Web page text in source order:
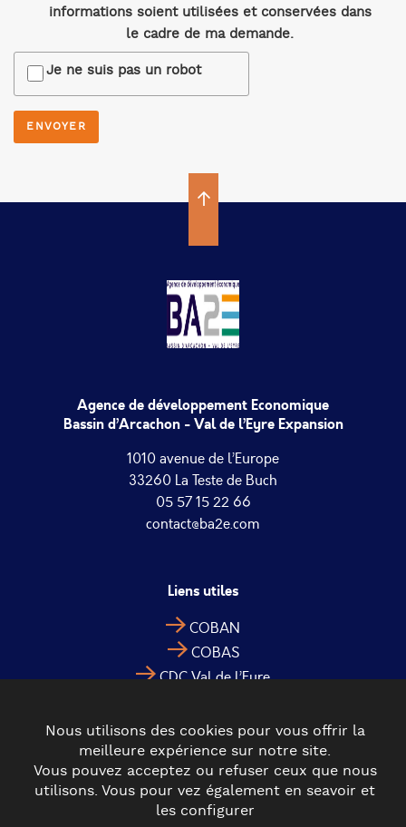
informations soient utilisées et conservées dans
le cadre de ma demande.
Je ne suis pas un robot
Agence de développement Economique
Bassin d’Arcachon - Val de l’Eyre Expansion
1010 avenue de l’Europe
33260 La Teste de Buch
05 57 15 22 66
contact@ba2e.com
Liens utiles
COBAN
COBAS
CDC Val de l’Eyre
Nous utilisons des cookies pour vous offrir la
meilleure expérience sur notre site.
Vous pouvez acceptez ou refuser ceux que nous
utilisons. Vous pour vez également en seavoir et
les configurer